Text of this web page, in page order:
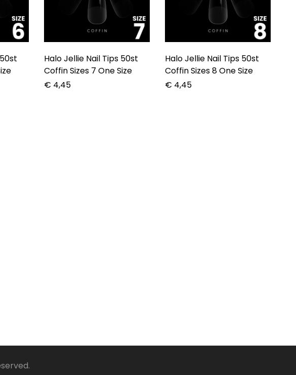
Halo Jellie Nail Tips 50st
Coffin Sizes 7 One Size
€ 4,45
Halo Jellie Nail Tips 50st
Coffin Sizes 8 One Size
€ 4,45